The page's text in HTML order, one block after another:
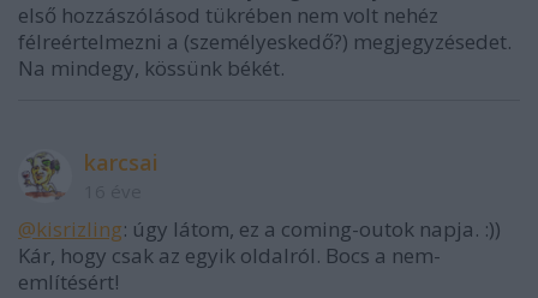
első hozzászólásod tükrében nem volt nehéz
félreértelmezni a (személyeskedő?) megjegyzésedet.
Na mindegy, kössünk békét.
karcsai
@kisrizling: úgy látom, ez a coming-outok napja. :))
Kár, hogy csak az egyik oldalról. Bocs a nem-
említésért!